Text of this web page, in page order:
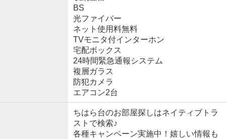
BS
光ファイバー
ネット使用料無料
TVモニタ付インターホン
宅配ボックス
24時間緊急通報システム
複層ガラス
防犯カメラ
エアコン2台
ちはら台のお部屋探しはネイティブトラ
ストで検索♪
各種キャンペーン実施中！嬉しい情報も